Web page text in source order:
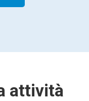
attività